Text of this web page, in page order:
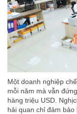
Một doanh nghiệp
mỗi năm mà vẫn
hàng triệu USD.
hải quan chỉ đảm